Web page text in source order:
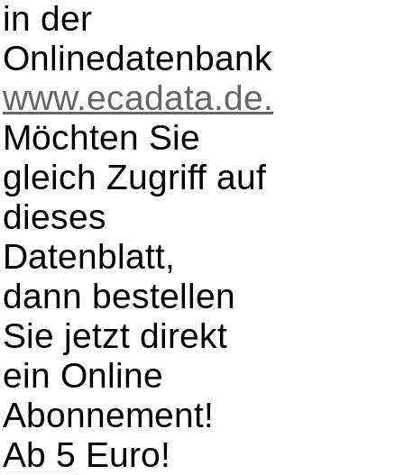
in der
Onlinedatenbank
www.ecadata.de.
Möchten Sie
gleich Zugriff auf
dieses
Datenblatt,
dann bestellen
Sie jetzt direkt
ein Online
Abonnement!
Ab 5 Euro!